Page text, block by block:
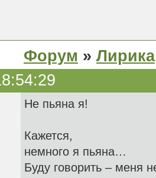
Форум » Лирика
Не пьяна я!
Кажется,
немного я пьяна…
Буду говорить – меня